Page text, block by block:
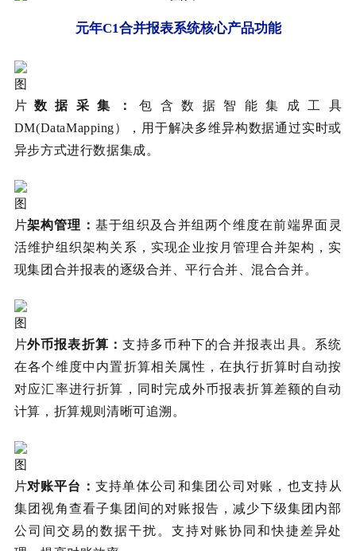
元年C1合并报表系统核心产品功能
数据采集：包含数据智能集成工具
DM(DataMapping），用于解决多维异构数据通过实时或
异步方式进行数据集成。
架构管理： 基于组织及合并组两个维度在前端界面灵
活维护组织架构关系，实现企业按月管理合并架构，实
现集团合并报表的逐级合并、平行合并、混合合并。
外币报表折算：支持多币种下的合并报表出具。系统
在各个维度中内置折算相关属性，在执行折算时自动按
对应汇率进行折算，同时完成外币报表折算差额的自动
计算，折算规则清晰可追溯。
对账平台： 支持单体公司和集团公司对账，也支持从
集团视角查看子集团间的对账报告，减少下级集团内部
公司间交易的数据干扰。支持对账协同和快捷差异处